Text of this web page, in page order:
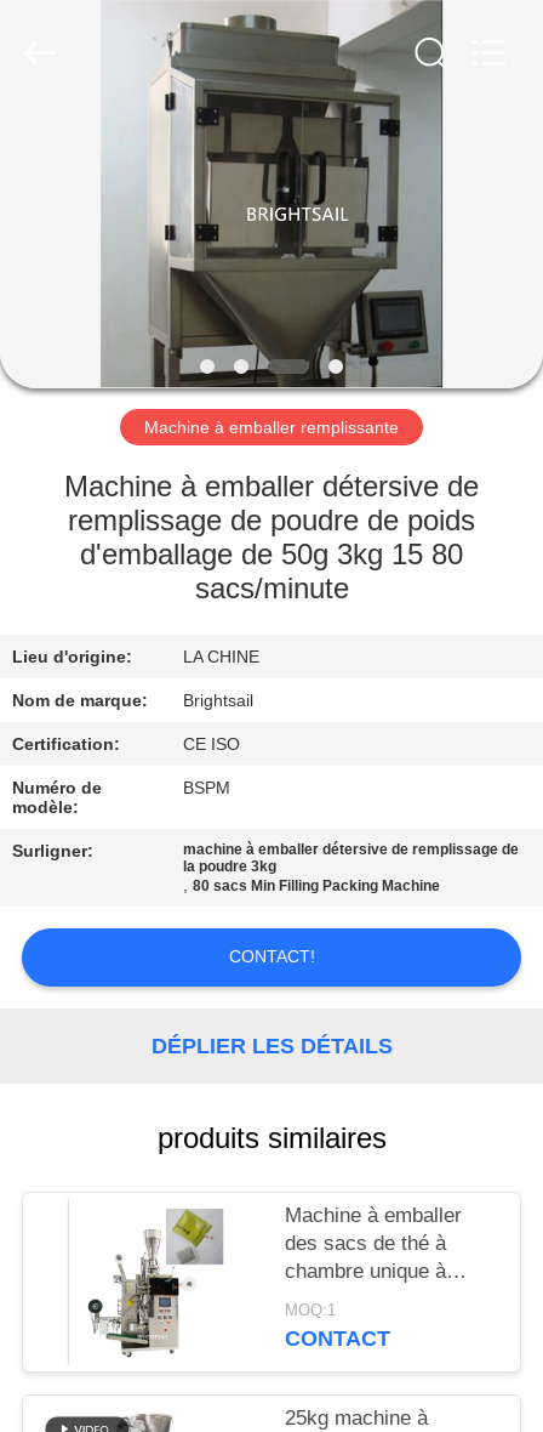
AU
SUJET
NOUS
VISITE
CONTRÔLE
DE
QUALITÉ
CONTACTEZ-
NOUVELLES
PRIVACY
POLICY
Machine à emballer remplissante
Machine à emballer détersive de
remplissage de poudre de poids
d'emballage de 50g 3kg 15 80
sacs/minute
Lieu d'origine: LA CHINE
Nom de marque: Brightsail
Certification: CE ISO
Numéro de
modèle:
BSPM
Surligner:
machine à emballer détersive de remplissage de
la poudre 3kg
,80 sacs Min Filling Packing Machine
CONTACT!
DÉPLIER LES DÉTAILS
produits similaires
Machine à emballer
des sacs de thé à
chambre unique à
poudre automatique
MOQ:1
CONTACT
25kg machine à